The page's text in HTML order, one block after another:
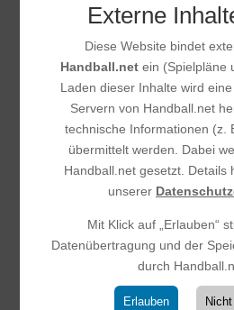
Saisonabschluss
25.03.2026|E-Jugend
Trotz hoher Fehlerquote sicherte
der HSG SKG einen verdienten
Eschbach II. Das Spiel war
technischen Fehlern und
wiederholtes Übertreten in den
Externe
Diese Website bindet
Handball.netein (Spielpläne
Laden dieser Inhalte wird
Servern von Handball.net
technische Informationen (z.
übermittelt werden. Dabei
Handball.net gesetzt. Details
unserer
Mit Klick auf „Erlauben“
Datenübertragung und der
durch
Erlauben